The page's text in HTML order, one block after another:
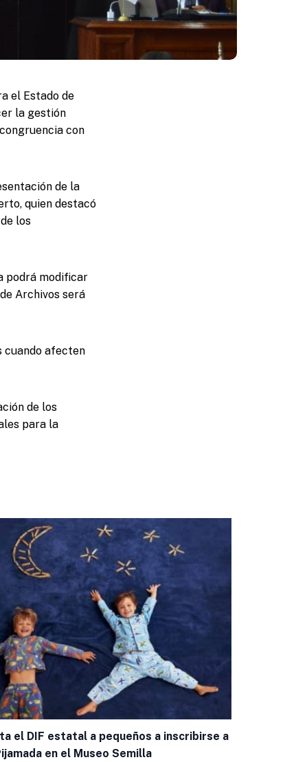
el Estado de
la gestión
con
de la
quien destacó
los
podrá modificar
Archivos será
cuando afecten
de los
para la
el DIF estatal a pequeños a inscribirse a
en el Museo Semilla